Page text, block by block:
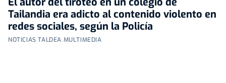
Tailandia era adicto al contenido violento en
redes sociales, según la Policía
NOTICIAS TALDEA MULTIMEDIA